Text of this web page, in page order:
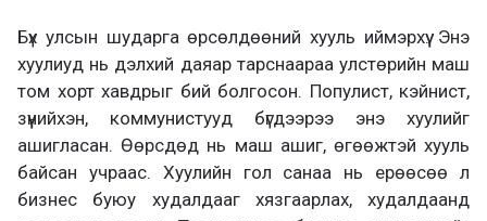
Бүх улсын шударга өрсөлдөөний хууль иймэрхүү. Энэ
хуулиуд нь дэлхий даяар тарснаараа улстөрийн маш
том хорт хавдрыг бий болгосон. Популист, кэйнист,
зүүнийхэн, коммунистууд бүгдээрээ энэ хуулийг
ашигласан. Өөрсдөд нь маш ашиг, өгөөжтэй хууль
байсан учраас. Хуулийн гол санаа нь ерөөсөө л
бизнес буюу худалдааг хязгаарлах, худалдаанд